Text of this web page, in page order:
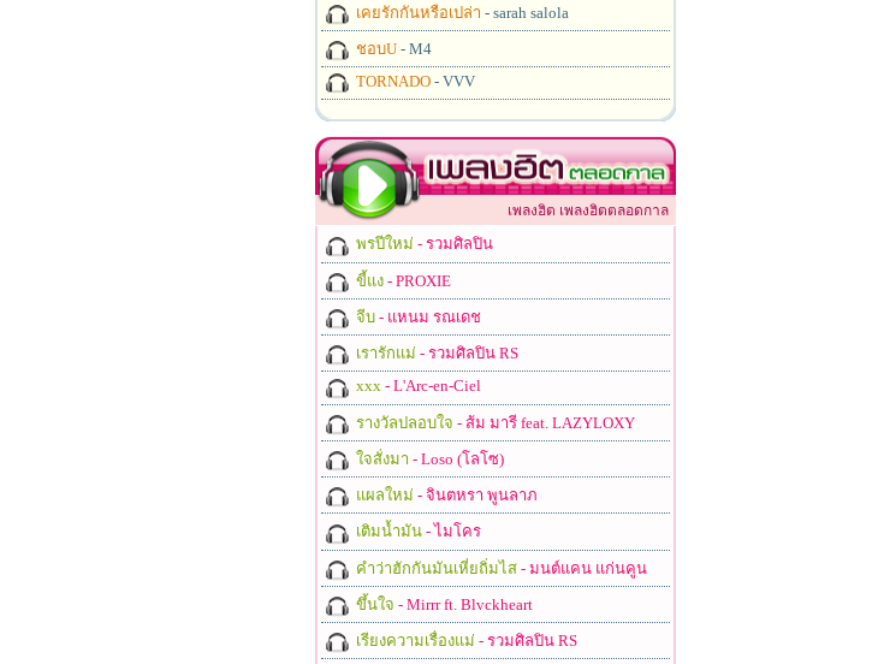
เคยรักกันหรือเปล่า - sarah salola
ชอบU- M4
TORNADO- VVV
เพลงฮิต เพลงฮิตตลอดกาล
พรปีใหม่ - รวมศิลปิน
ขี้แง- PROXIE
จีบ- แหนม รณเดช
เรารักแม่ - รวมศิลปิน RS
xxx- L'Arc-en-Ciel
รางวัลปลอบใจ - ส้ม มารี feat. LAZYLOXY
ใจสั่งมา - Loso (โลโซ)
แผลใหม่ - จินตหรา พูนลาภ
เติมน้ำมัน- ไมโคร
คำว่าฮักกันมันเหี่ยถิ่มไส- มนต์แคน แก่นคูน
ขึ้นใจ - Mirrr ft. Blvckheart
เรียงความเรื่องแม่ - รวมศิลปิน RS